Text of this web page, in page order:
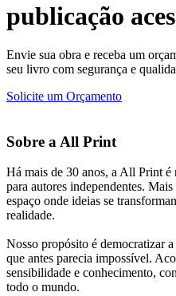
publicação
Envie sua obra e receba um
seu livro com segurança e
Solicite um Orçamento
Sobre a All Print
Há mais de 30 anos, a All Print
para autores independentes.
espaço onde ideias se
realidade.
Nosso propósito é democratizar
que antes parecia impossível.
sensibilidade e conhecimento,
todo o mundo.